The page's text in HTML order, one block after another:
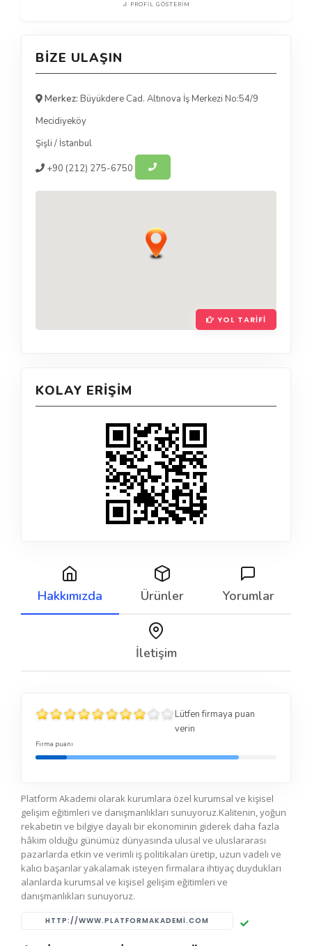
PROFIL GÖSTERIM
BIZE ULAŞIN
Merkez: Büyükdere Cad. Altınova İş Merkezi No:54/9
Mecidiyeköy
Şişli / İstanbul
+90 (212) 275-6750
YOL TARIFI
KOLAY ERIŞIM
Hakkımızda Ürünler Yorumlar
İletişim
Lütfen firmaya puan
verin
Firma puanı
Platform Akademi olarak kurumlara özel kurumsal ve kişisel
gelişim eğitimleri ve danışmanlıkları sunuyoruz.Kalitenin, yoğun
rekabetin ve bilgiye dayalı bir ekonominin giderek daha fazla
hâkim olduğu günümüz dünyasında ulusal ve uluslararası
pazarlarda etkin ve verimli iş politikaları üretip, uzun vadeli ve
kalıcı başarılar yakalamak isteyen firmalara ihtiyaç duydukları
alanlarda kurumsal ve kişisel gelişim eğitimleri ve
danışmanlıkları sunuyoruz.
HTTP://WWW.PLATFORMAKADEMI.COM